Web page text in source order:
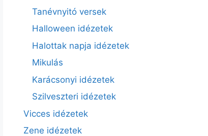
Tanévnyitó versek
Halloween idézetek
Halottak napja idézetek
Mikulás
Karácsonyi idézetek
Szilveszteri idézetek
Vicces idézetek
Zene idézetek